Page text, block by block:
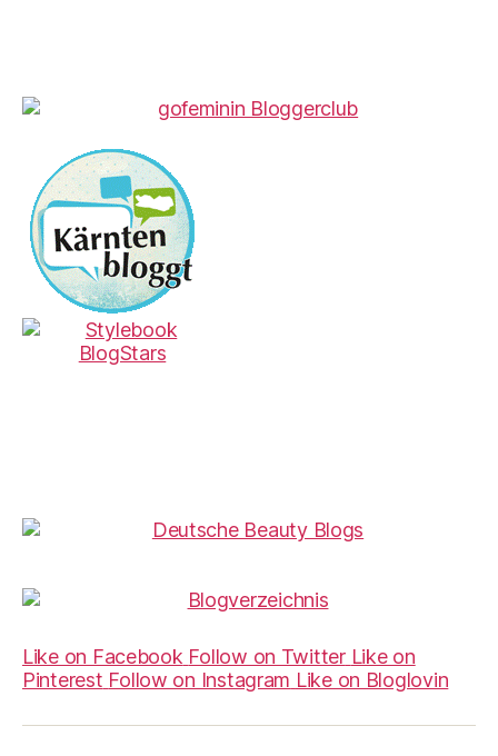
Like on Facebook Follow on Twitter Like on
Pinterest Follow on Instagram Like on Bloglovin